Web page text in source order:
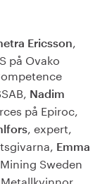
Ericsson,
på Ovako
Nadim
på Epiroc,
, expert,
Emma
Sweden